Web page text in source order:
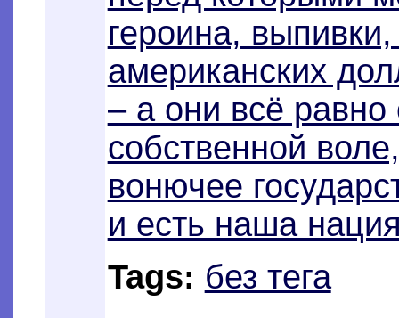
героина,
американских
– а они всё
собственной
вонючее
и есть наша
Tags: без тега